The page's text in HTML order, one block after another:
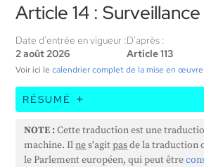
Article 14 :
Date d'entrée en vigueur :
2 août 2026
D'après :
Article 113
Voir ici lecalendrier complet de la mise en œuvre
RÉSUMÉ
Cet article indique que les systèmes
risque doivent être conçus de
aux humains de les superviser
NOTE :Cette traduction est une
machine. Ilnes'agitpasde la traduction
le Parlement européen, qui peut être